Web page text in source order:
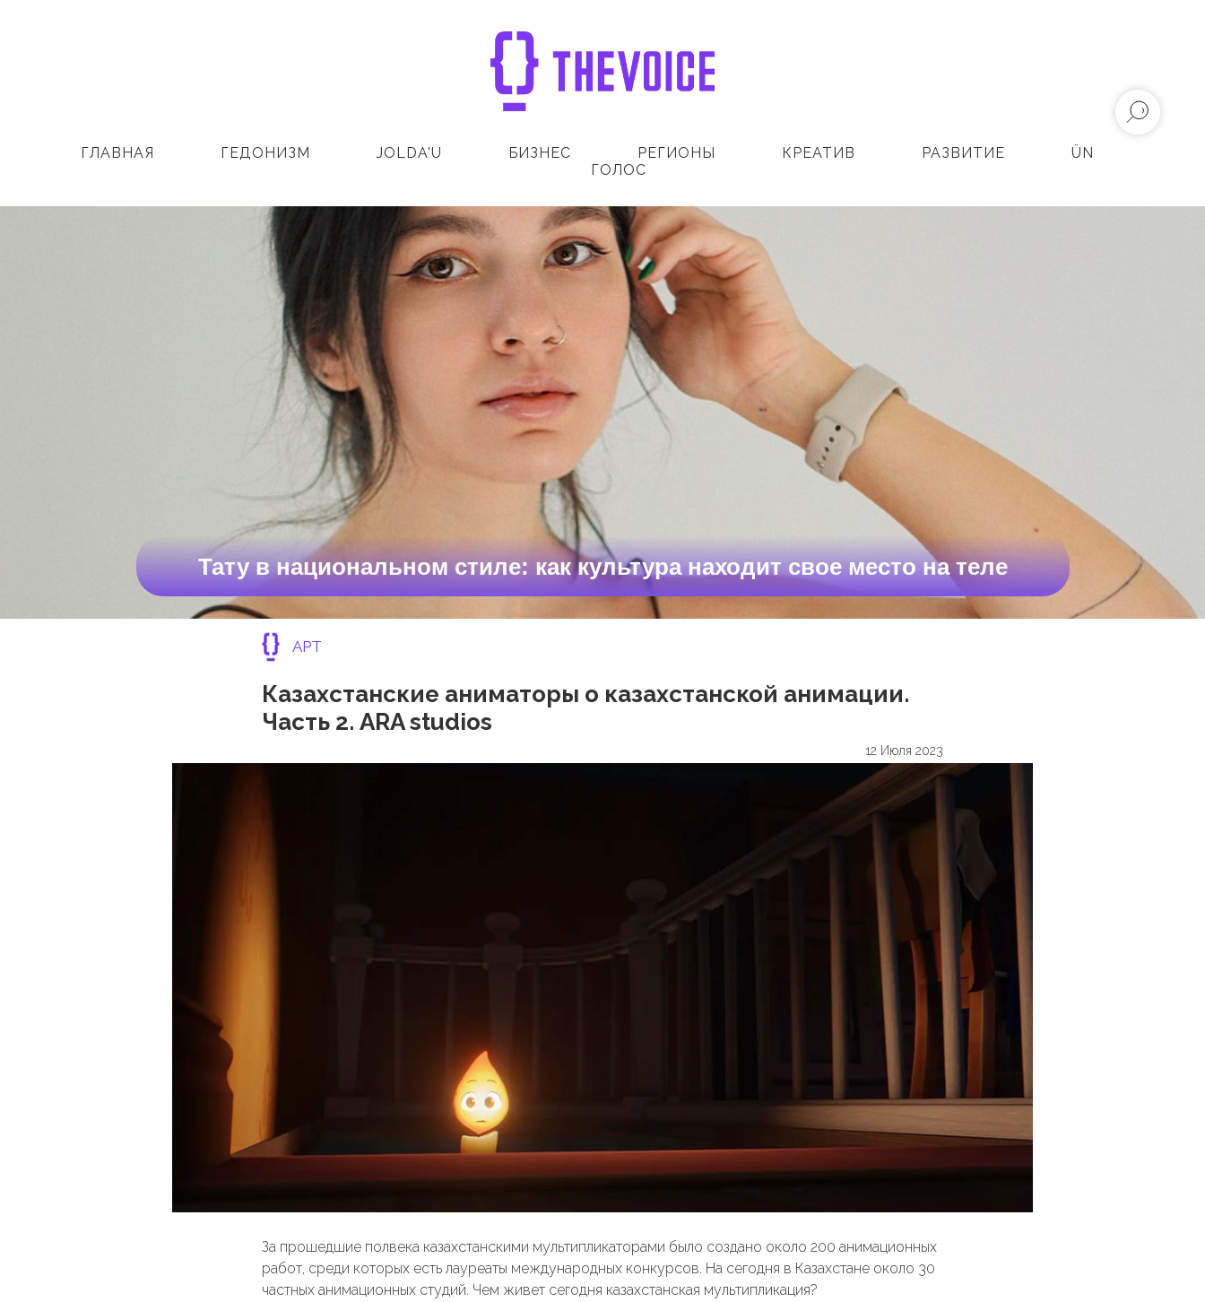
ГЛАВНАЯ ГЕДОНИЗМ JOLDA'U БИЗНЕС РЕГИОНЫ КРЕАТИВ РАЗВИТИЕ
ÜN
ГОЛОС
Тату в национальном стиле: как культура находит свое место на теле
АРТ
Казахстанские аниматоры о казахстанской анимации.
Часть 2. ARA studios
12 Июля 2023
За прошедшие полвека казахстанскими мультипликаторами было создано около 200 анимационных
работ, среди которых есть лауреаты международных конкурсов. На сегодня в Казахстане около 30
частных анимационных студий. Чем живет сегодня казахстанская мультипликация?